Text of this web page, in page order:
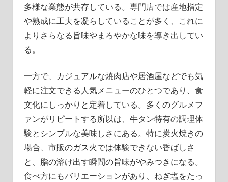
多様な業態が共存している。専門店では産地指定
や熟成に工夫を凝らしていることが多く、これに
よりさらなる旨味やまろやかな味を導き出してい
る。
一方で、カジュアルな焼肉店や居酒屋などでも気
軽に注文できる人気メニューのひとつであり、食
文化にしっかりと定着している。多くのグルメフ
ァンがリピートする所以は、牛タン特有の調理体
験とシンプルな美味しさにある。特に炭火焼きの
場合、市販のガス火では体験できない香ばしさ
と、脂の溶け出す瞬間の旨味がやみつきになる。
食べ方にもバリエーションがあり、ねぎ塩をたっ